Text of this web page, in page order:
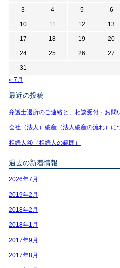
« 7月
3 4 5 6
10 11 12 13
17 18 19 20
24 25 26 27
31
最近の投稿
弁護士退所のご連絡と、相談受付・お問
会社（法人）破産（法人破産の流れ）に
相続人④（相続人の範囲）
過去の新着情報
2026年7月
2019年2月
2018年2月
2018年1月
2017年9月
2017年8月